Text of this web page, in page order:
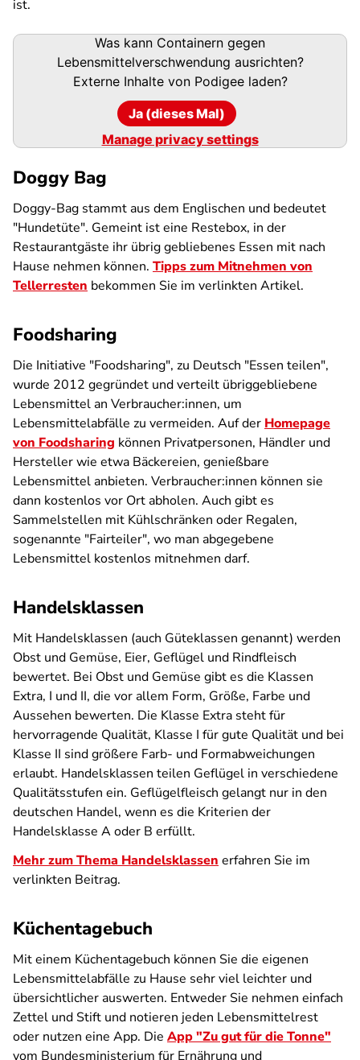
ist.
Podigee-
Was kann Containern gegen
Lebensmittelverschwendung ausrichten?
Externe Inhalte von Podigeeladen?
Ja (dieses Mal)
Manage privacy settings
Doggy Bag
Doggy-Bag stammt aus dem Englischen und bedeutet
"Hundetüte". Gemeint ist eine Restebox, in der
Restaurantgäste ihr übrig gebliebenes Essen mit nach
Hause nehmen können. Tipps zum Mitnehmen von
Tellerresten bekommen Sie im verlinkten Artikel.
Foodsharing
Die Initiative "Foodsharing", zu Deutsch "Essen teilen",
wurde 2012 gegründet und verteilt übriggebliebene
Lebensmittel an Verbraucher:innen, um
Lebensmittelabfälle zu vermeiden. Auf der Homepage
von Foodsharing können Privatpersonen, Händler und
Hersteller wie etwa Bäckereien, genießbare
Lebensmittel anbieten. Verbraucher:innen können sie
dann kostenlos vor Ort abholen. Auch gibt es
Sammelstellen mit Kühlschränken oder Regalen,
sogenannte "Fairteiler", wo man abgegebene
Lebensmittel kostenlos mitnehmen darf.
Handelsklassen
Mit Handelsklassen (auch Güteklassen genannt) werden
Obst und Gemüse, Eier, Geflügel und Rindfleisch
bewertet. Bei Obst und Gemüse gibt es die Klassen
Extra, I und II, die vor allem Form, Größe, Farbe und
Aussehen bewerten. Die Klasse Extra steht für
hervorragende Qualität, Klasse I für gute Qualität und bei
Klasse II sind größere Farb- und Formabweichungen
erlaubt. Handelsklassen teilen Geflügel in verschiedene
Qualitätsstufen ein. Geflügelfleisch gelangt nur in den
deutschen Handel, wenn es die Kriterien der
Handelsklasse A oder B erfüllt.
Mehr zum Thema Handelsklassen erfahren Sie im
verlinkten Beitrag.
Küchentagebuch
Mit einem Küchentagebuch können Sie die eigenen
Lebensmittelabfälle zu Hause sehr viel leichter und
übersichtlicher auswerten. Entweder Sie nehmen einfach
Zettel und Stift und notieren jeden Lebensmittelrest
oder nutzen eine App. Die App "Zu gut für die Tonne"
vom Bundesministerium für Ernährung und